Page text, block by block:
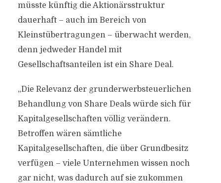
müsste künftig die Aktionärsstruktur
dauerhaft – auch im Bereich von
Kleinstübertragungen – überwacht werden,
denn jedweder Handel mit
Gesellschaftsanteilen ist ein Share Deal.
„Die Relevanz der grunderwerbsteuerlichen
Behandlung von Share Deals würde sich für
Kapitalgesellschaften völlig verändern.
Betroffen wären sämtliche
Kapitalgesellschaften, die über Grundbesitz
verfügen – viele Unternehmen wissen noch
gar nicht, was dadurch auf sie zukommen